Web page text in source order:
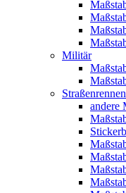
Militär
andere